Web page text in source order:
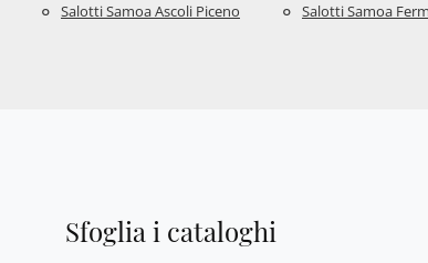
Salotti Samoa Ascoli Piceno Salotti Samoa
Sfoglia i cataloghi